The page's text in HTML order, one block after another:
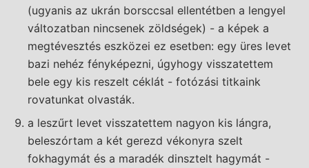
(ugyanis az ukrán borsccsal ellentétben a lengyel
változatban nincsenek zöldségek) - a képek a
megtévesztés eszközei ez esetben: egy üres levet
bazi nehéz fényképezni, úgyhogy visszatettem
bele egy kis reszelt céklát - fotózási titkaink
rovatunkat olvasták.
a leszűrt levet visszatettem nagyon kis lángra,
beleszórtam a két gerezd vékonyra szelt
fokhagymát és a maradék dinsztelt hagymát -